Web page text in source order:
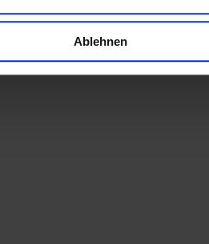
Ablehnen